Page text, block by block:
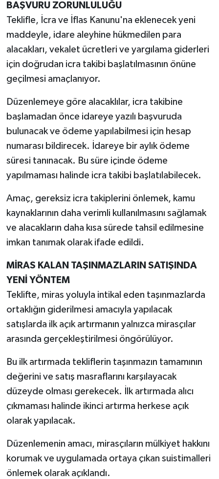
BAŞVURU ZORUNLULUĞU
Teklifle, İcra ve İflas Kanunu'na eklenecek yeni
maddeyle, idare aleyhine hükmedilen para
alacakları, vekalet ücretleri ve yargılama giderleri
için doğrudan icra takibi başlatılmasının önüne
geçilmesi amaçlanıyor.
Düzenlemeye göre alacaklılar, icra takibine
başlamadan önce idareye yazılı başvuruda
bulunacak ve ödeme yapılabilmesi için hesap
numarası bildirecek. İdareye bir aylık ödeme
süresi tanınacak. Bu süre içinde ödeme
yapılmaması halinde icra takibi başlatılabilecek.
Amaç, gereksiz icra takiplerini önlemek, kamu
kaynaklarının daha verimli kullanılmasını sağlamak
ve alacakların daha kısa sürede tahsil edilmesine
imkan tanımak olarak ifade edildi.
MİRAS KALAN TAŞINMAZLARIN SATIŞINDA
YENİ YÖNTEM
Teklifte, miras yoluyla intikal eden taşınmazlarda
ortaklığın giderilmesi amacıyla yapılacak
satışlarda ilk açık artırmanın yalnızca mirasçılar
arasında gerçekleştirilmesi öngörülüyor.
Bu ilk artırmada tekliflerin taşınmazın tamamının
değerini ve satış masraflarını karşılayacak
düzeyde olması gerekecek. İlk artırmada alıcı
çıkmaması halinde ikinci artırma herkese açık
olarak yapılacak.
Düzenlemenin amacı, mirasçıların mülkiyet hakkını
korumak ve uygulamada ortaya çıkan suistimalleri
önlemek olarak açıklandı.